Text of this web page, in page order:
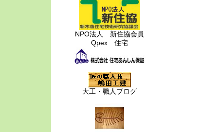
NPO法人 新住協会員
Qpex 住宅
大工・職人ブログ